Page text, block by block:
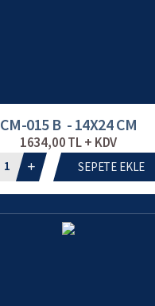
CM-015 B - 14X24 CM
1634,00 TL + KDV
1 SEPETE EKLE